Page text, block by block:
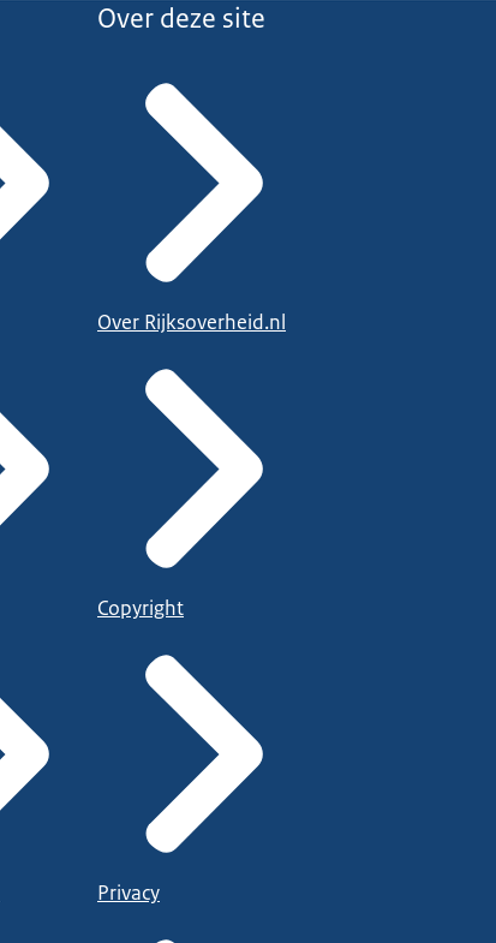
Over deze site
Over Rijksoverheid.nl
Copyright
Privacy